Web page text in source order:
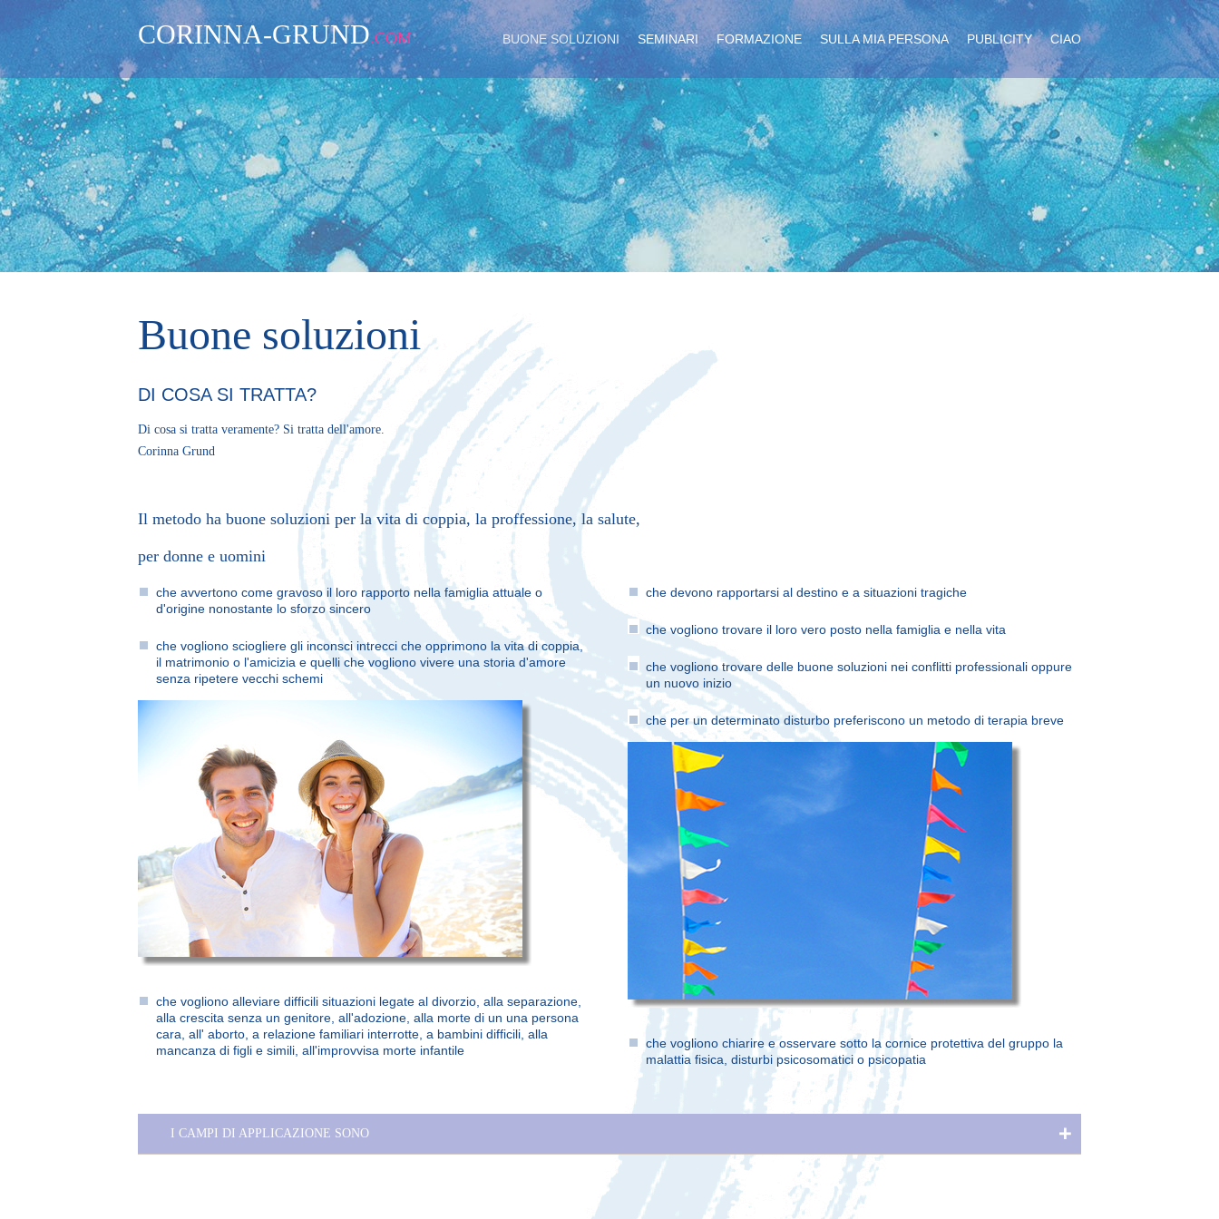
CORINNA-GRUND.COM BUONE SOLUZIONI SEMINARI FORMAZIONE SULLA MIA PERSONA PUBLICITY CIAO
Buone soluzioni
DI COSA SI TRATTA?
Di cosa si tratta veramente? Si tratta dell'amore.
Corinna Grund
Il metodo ha buone soluzioni per la vita di coppia, la proffessione, la salute,
per donne e uomini
che avvertono come gravoso il loro rapporto nella famiglia attuale o
d'origine nonostante lo sforzo sincero
che vogliono sciogliere gli inconsci intrecci che opprimono la vita di coppia,
il matrimonio o l'amicizia e quelli che vogliono vivere una storia d'amore
senza ripetere vecchi schemi
che vogliono alleviare difficili situazioni legate al divorzio, alla separazione,
alla crescita senza un genitore, all'adozione, alla morte di un una persona
cara, all' aborto, a relazione familiari interrotte, a bambini difficili, alla
mancanza di figli e simili, all'improvvisa morte infantile
che devono rapportarsi al destino e a situazioni tragiche
che vogliono trovare il loro vero posto nella famiglia e nella vita
che vogliono trovare delle buone soluzioni nei conflitti professionali oppure
un nuovo inizio
che per un determinato disturbo preferiscono un metodo di terapia breve
che vogliono chiarire e osservare sotto la cornice protettiva del gruppo la
malattia fisica, disturbi psicosomatici o psicopatia
I CAMPI DI APPLICAZIONE SONO